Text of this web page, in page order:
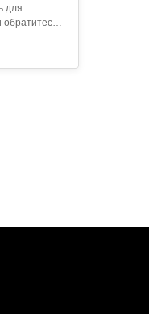
для
обратитесь